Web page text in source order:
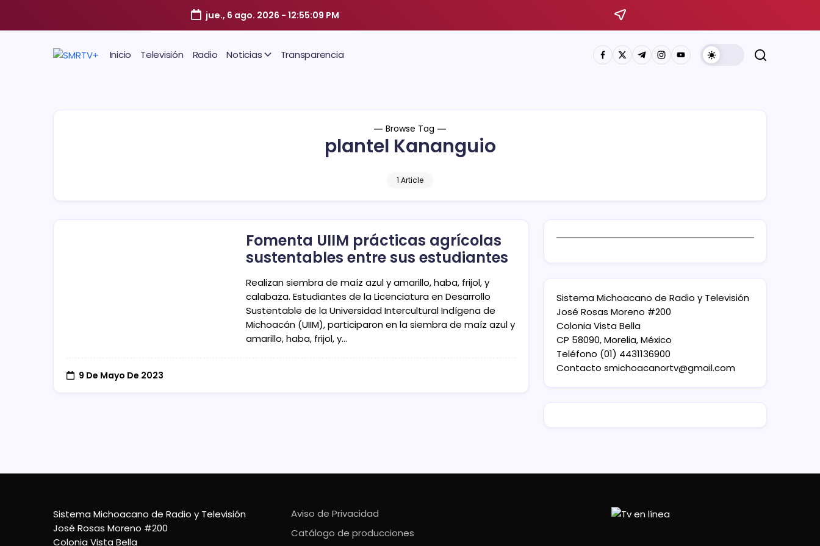
jue., 6 ago. 2026 -12:55:10 PM
Inicio Televisión Radio Noticias Transparencia
Browse Tag
plantel Kananguio
1 Article
Fomenta UIIM prácticas agrícolas
sustentables entre sus estudiantes
Realizan siembra de maíz azul y amarillo, haba, frijol, y
calabaza. Estudiantes de la Licenciatura en Desarrollo
Sustentable de la Universidad Intercultural Indígena de
Michoacán (UIIM), participaron en la siembra de maíz azul y
amarillo, haba, frijol, y…
9 De Mayo De 2023
Sistema Michoacano de Radio y Televisión
José Rosas Moreno #200
Colonia Vista Bella
CP 58090, Morelia, México
Teléfono (01) 4431136900
Contacto smichoacanortv@gmail.com
Sistema Michoacano de Radio y Televisión
José Rosas Moreno #200
Colonia Vista Bella
Aviso de Privacidad
Catálogo de producciones